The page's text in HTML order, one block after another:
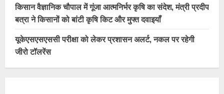
किसान वैज्ञानिक चौपाल में गूंजा आत्मनिर्भर कृषि का संदेश, मंत्री प्रदीप
बत्रा ने किसानों को बांटी कृषि किट और मुफ्त दवाइयाँ
यूकेएसएसएससी परीक्षा को लेकर प्रशासन अलर्ट, नकल पर रहेगी
जीरो टॉलरेंस